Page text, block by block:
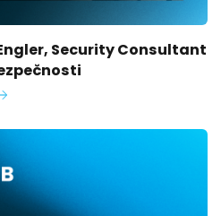
Security Consultant